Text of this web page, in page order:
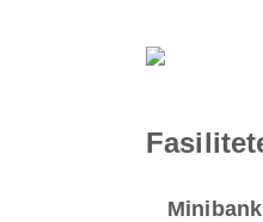
Minibank